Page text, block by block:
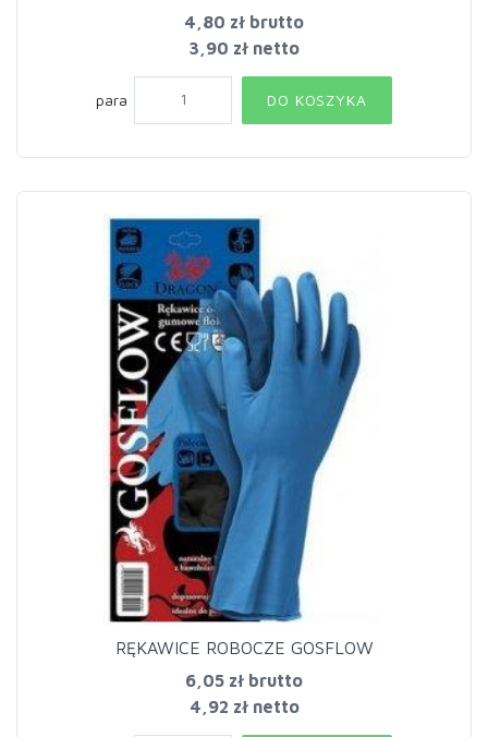
4,80 zł brutto
3,90 zł netto
para DO KOSZYKA
RĘKAWICE ROBOCZE GOSFLOW
6,05 zł brutto
4,92 zł netto